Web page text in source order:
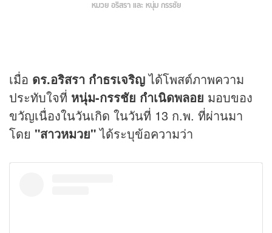
หมวย อริสรา และ หนุ่ม กรรชัย
เมื่อ ดร.อริสรา กำธรเจริญได้โพสต์ภาพความ
ประทับใจที่ หนุ่ม-กรรชัย กำเนิดพลอย มอบของ
ขวัญเนื่องในวันเกิด ในวันที่ 13 ก.พ. ที่ผ่านมา
โดย "สาวหมวย"ได้ระบุข้อความว่า